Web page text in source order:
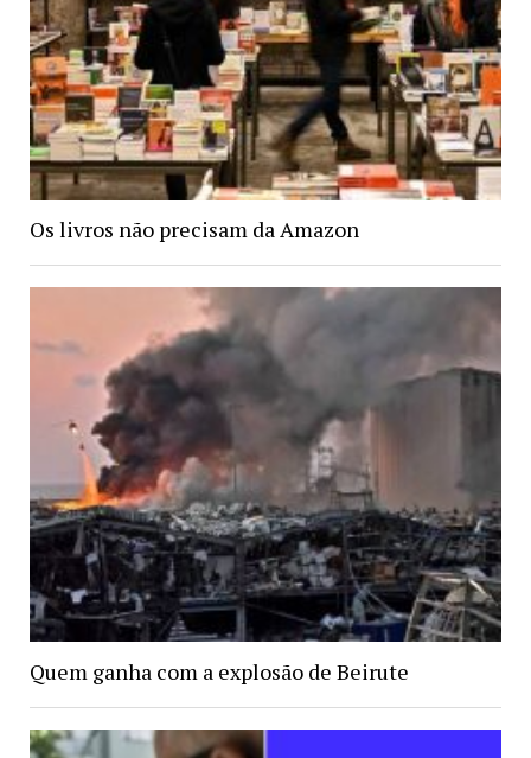
Os livros não precisam da Amazon
Quem ganha com a explosão de Beirute